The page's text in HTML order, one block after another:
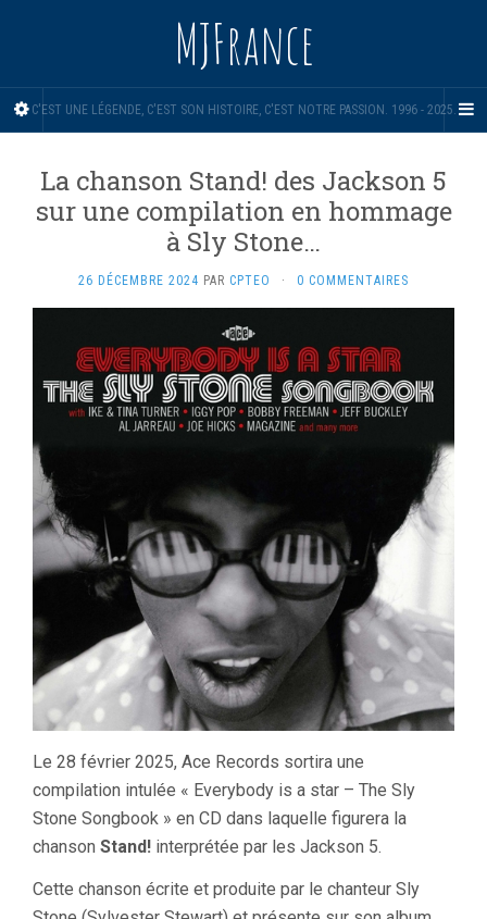
MJFrance
C'EST UNE LÉGENDE, C'EST SON HISTOIRE, C'EST NOTRE PASSION. 1996 - 2025.
La chanson Stand! des Jackson 5
sur une compilation en hommage
à Sly Stone…
26 DÉCEMBRE 2024 PAR CPTEO · 0 COMMENTAIRES
Le 28 février 2025, Ace Records sortira une
compilation intulée « Everybody is a star – The Sly
Stone Songbook » en CD dans laquelle figurera la
chanson Stand! interprétée par les Jackson 5.
Cette chanson écrite et produite par le chanteur Sly